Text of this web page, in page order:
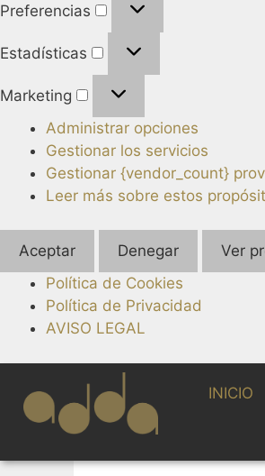
Preferencias
Estadísticas
Marketing
Administrar opciones
Gestionar los servicios
Gestionar {vendor_count}
Leer más sobre estos
Aceptar Denegar Ver
Política de Cookies
Política de Privacidad
AVISO LEGAL
INICIO